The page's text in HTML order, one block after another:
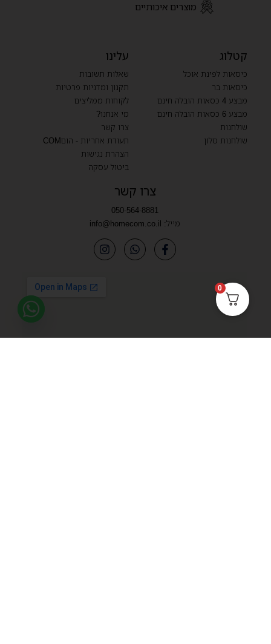
מוצרים איכותיים
קטלוג
כיסאות לפינת אוכל
כיסאות בר
מבצע 4 כסאות הובלה חינם
מבצע 6 כסאות הובלה חינם
שולחנות
שולחנות סלון
עלינו
שאלות תשובות
תקנון ומדניות פרטיות
לקוחות ממליצים
מי אנחנו?
צרו קשר
תעודת אחריות - הוםCOM
הצהרת נגישות
ביטול עסקה
צרו קשר
050-564-8881
מייל: info@homecom.co.il
0